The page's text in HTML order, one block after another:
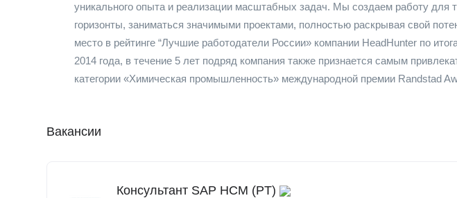
уникального опыта и реализации масштабных задач. Мы создаем работу для
горизонты, заниматься значимыми проектами, полностью раскрывая свой
место в рейтинге “Лучшие работодатели России» компании HeadHunter по
2014 года, в течение 5 лет подряд компания также признается самым
категории «Химическая промышленность» международной премии Randstad
Вакансии
Консультант SAP HCM (PT)